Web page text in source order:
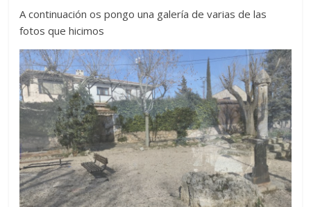
A continuación os pongo una galería de varias de las
fotos que hicimos